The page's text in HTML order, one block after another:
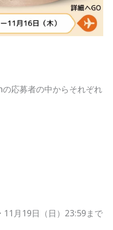
応募者の中からそれぞれ
月19日（日）23:59まで